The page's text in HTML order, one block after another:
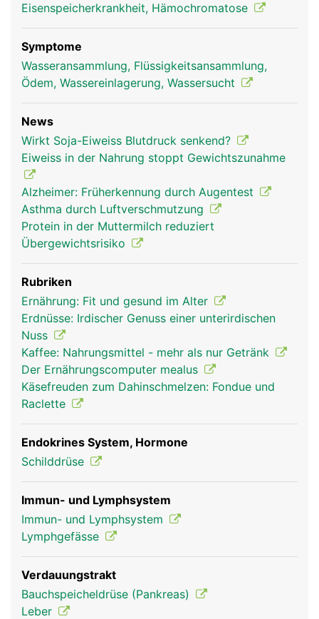
Eisenspeicherkrankheit, Hämochromatose
Symptome
Wasseransammlung, Flüssigkeitsansammlung,
Ödem, Wassereinlagerung, Wassersucht
News
Wirkt Soja-Eiweiss Blutdruck senkend?
Eiweiss in der Nahrung stoppt Gewichtszunahme
Alzheimer: Früherkennung durch Augentest
Asthma durch Luftverschmutzung
Protein in der Muttermilch reduziert
Übergewichtsrisiko
Rubriken
Ernährung: Fit und gesund im Alter
Erdnüsse: Irdischer Genuss einer unterirdischen
Nuss
Kaffee: Nahrungsmittel - mehr als nur Getränk
Der Ernährungscomputer mealus
Käsefreuden zum Dahinschmelzen: Fondue und
Raclette
Endokrines System, Hormone
Schilddrüse
Immun- und Lymphsystem
Immun- und Lymphsystem
Lymphgefässe
Verdauungstrakt
Bauchspeicheldrüse (Pankreas)
Leber